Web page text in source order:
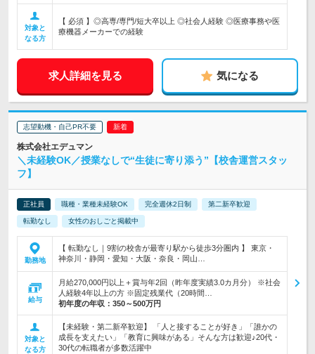
対象と
なる方
【 必須 】◎高専/専門/短大卒以上 ◎社会人経験 ◎医療事務や医
療機器メーカーでの経験
求人詳細を見る 気になる
志望動機・自己PR不要
株式会社エデュマン
＼未経験OK／授業なしで“生徒に寄り添う”【校舎運営スタッ
フ】
正社員 職種・業種未経験OK 完全週休2日制 第二新卒歓迎
転勤なし 女性のおしごと掲載中
勤務地
【 転勤なし｜9割の校舎が最寄り駅から徒歩3分圏内 】 東京・
神奈川・静岡・愛知・大阪・奈良・岡山…
給与
月給270,000円以上＋賞与年2回（昨年度実績3.0カ月分） ※社会
人経験4年以上の方 ※固定残業代（20時間…
初年度の年収： 350～500万円
対象と
なる方
【未経験・第二新卒歓迎】 「人と接することが好き」「誰かの
成長を支えたい」「教育に興味がある」そんな方は歓迎♪20代・
30代の転職者が多数活躍中